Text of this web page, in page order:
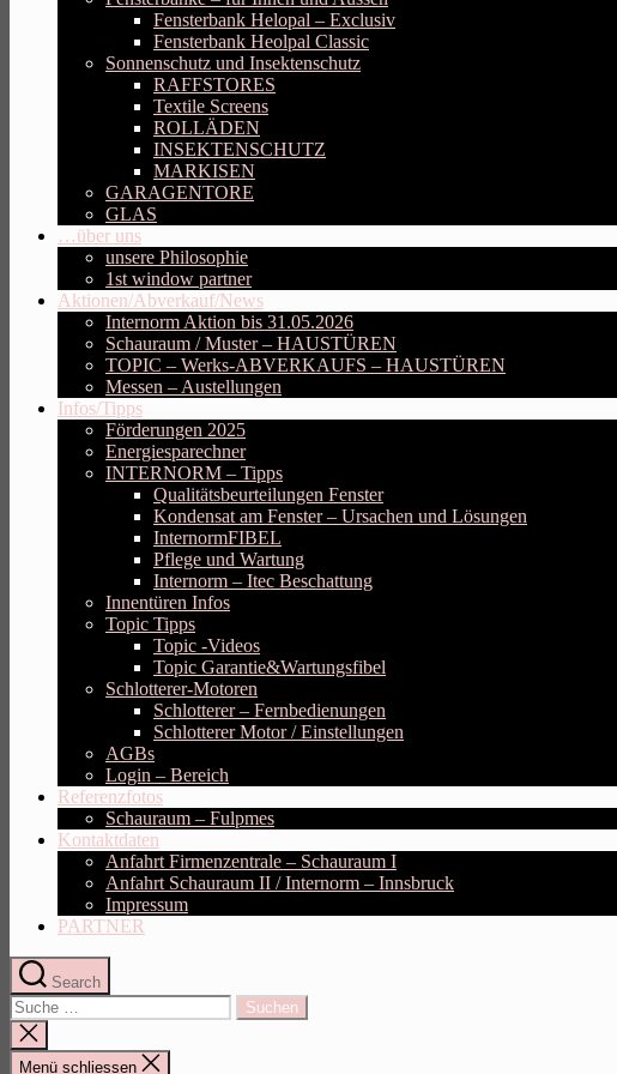
Fensterbank Helopal – Exclusiv
Fensterbank Heolpal Classic
Sonnenschutz und Insektenschutz
RAFFSTORES
Textile Screens
ROLLÄDEN
INSEKTENSCHUTZ
MARKISEN
GARAGENTORE
GLAS
…über uns
unsere Philosophie
1st window partner
Aktionen/Abverkauf/News
Internorm Aktion bis 31.05.2026
Schauraum / Muster – HAUSTÜREN
TOPIC – Werks-ABVERKAUFS – HAUSTÜREN
Messen – Austellungen
Infos/Tipps
Förderungen 2025
Energiesparechner
INTERNORM – Tipps
Qualitätsbeurteilungen Fenster
Kondensat am Fenster – Ursachen und Lösungen
InternormFIBEL
Pflege und Wartung
Internorm – Itec Beschattung
Innentüren Infos
Topic Tipps
Topic -Videos
Topic Garantie&Wartungsfibel
Schlotterer-Motoren
Schlotterer – Fernbedienungen
Schlotterer Motor / Einstellungen
AGBs
Login – Bereich
Referenzfotos
Schauraum – Fulpmes
Kontaktdaten
Anfahrt Firmenzentrale – Schauraum I
Anfahrt Schauraum II / Internorm – Innsbruck
Impressum
PARTNER
Search
Suche
nach:
Suche
schliessen
Menü schliessen